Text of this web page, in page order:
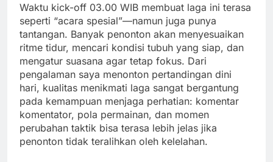
Waktu kick-off 03.00 WIB membuat laga ini terasa
seperti “acara spesial”—namun juga punya
tantangan. Banyak penonton akan menyesuaikan
ritme tidur, mencari kondisi tubuh yang siap, dan
mengatur suasana agar tetap fokus. Dari
pengalaman saya menonton pertandingan dini
hari, kualitas menikmati laga sangat bergantung
pada kemampuan menjaga perhatian: komentar
komentator, pola permainan, dan momen
perubahan taktik bisa terasa lebih jelas jika
penonton tidak teralihkan oleh kelelahan.